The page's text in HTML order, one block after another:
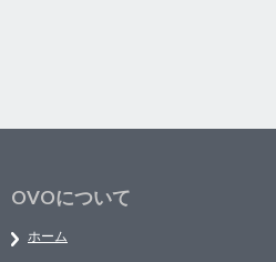
OVOについて
ホーム